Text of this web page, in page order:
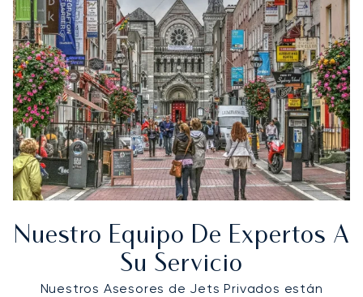
Nuestro Equipo De Expertos A
Su Servicio
Nuestros Asesores de Jets Privados están